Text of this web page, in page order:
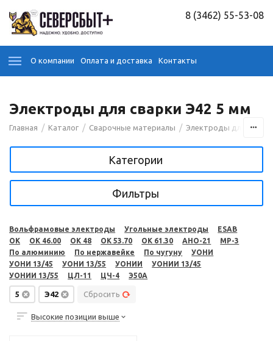
8 (3462) 55-53-08
О компании Оплата и доставка Контакты
Электроды для сварки Э42 5 мм
Главная / Каталог / Сварочные материалы / Электроды для сварки
Категории
Фильтры
Вольфрамовые электроды Угольные электроды
ESAB
OK
OK 46.00 OK 48 OK 53.70 OK 61.30 АНО-21
МР-3
По алюминию
По нержавейке По чугуну
УОНИ
УОНИ 13/45
УОНИ 13/55 УОНИИ
УОНИИ 13/45
УОНИИ 13/55
ЦЛ-11 ЦЧ-4 Э50А
5 Э42 Сбросить
Высокие позиции выше